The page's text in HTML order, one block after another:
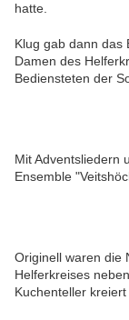
hatte.
Klug gab dann das
Damen des
Bediensteten der
Mit Adventsliedern
Ensemble
Originell waren die
Helferkreises
Kuchenteller kreiert